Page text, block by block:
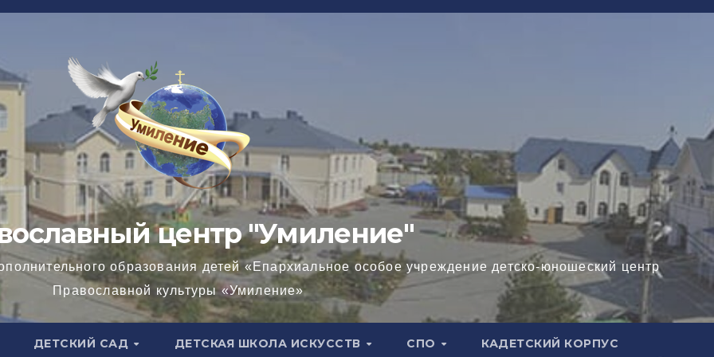
центр "Умиление"
образования детей «Епархиальное особое учреждение детско-юношеский центр
Православной культуры «Умиление»
ДЕТСКИЙ САД ДЕТСКАЯ ШКОЛА ИСКУССТВ СПО КАДЕТСКИЙ КОРПУС